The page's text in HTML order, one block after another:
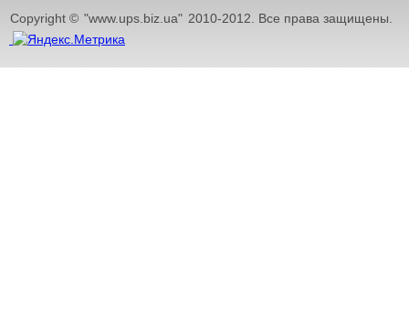
Copyright © "www.ups.biz.ua" 2010-2012. Все права защищены.